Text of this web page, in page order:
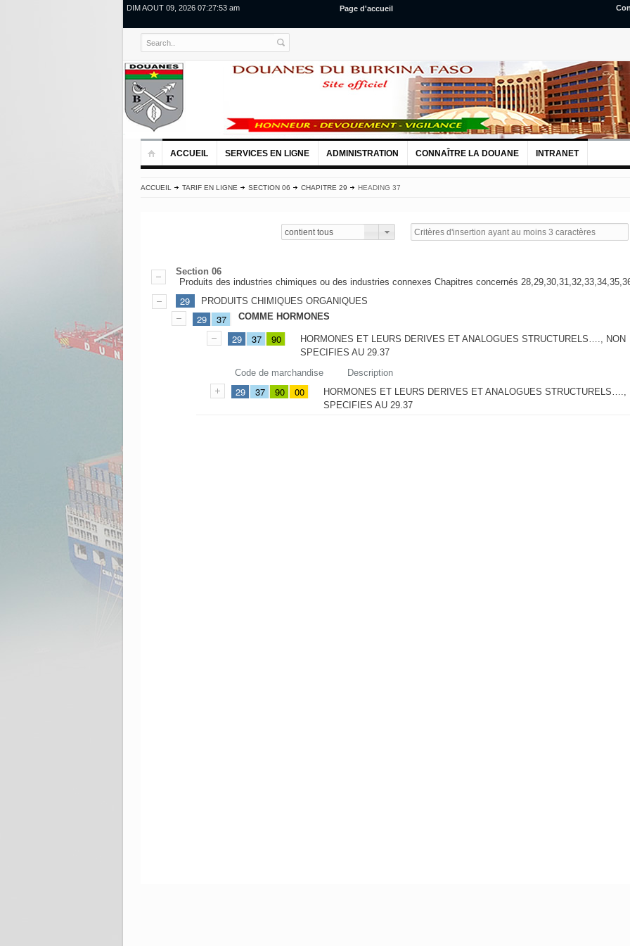
DIM AOUT 09, 2026 07:27:53 am Page d'accueil
ACCUEIL SERVICES EN LIGNE ADMINISTRATION CONNAÎTRE LA DOUANE INTRANET
ACCUEIL TARIF EN LIGNE SECTION 06 CHAPITRE 29 HEADING 37
contient tous
Section 06
Produits des industries chimiques ou des industries connexes Chapitres concernés
29 PRODUITS CHIMIQUES ORGANIQUES
29 37 COMME HORMONES
29 37 90
HORMONES ET LEURS DERIVES ET ANALOGUES STRUCTURELS…., NON
SPECIFIES AU 29.37
Code de marchandise
Description
29 37 90 00
HORMONES ET LEURS DERIVES ET ANALOGUES STRUCTURELS….,
SPECIFIES AU 29.37